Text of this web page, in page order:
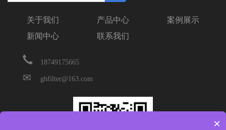
关于我们 产品中心
案例展示
新闻中心
联系我们
18749175665
ghfilter@163.com
×